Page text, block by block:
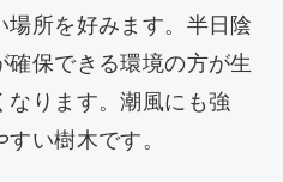
場所を好みます。半日陰
保できる環境の方が生
なります。潮風にも強
い樹木です。